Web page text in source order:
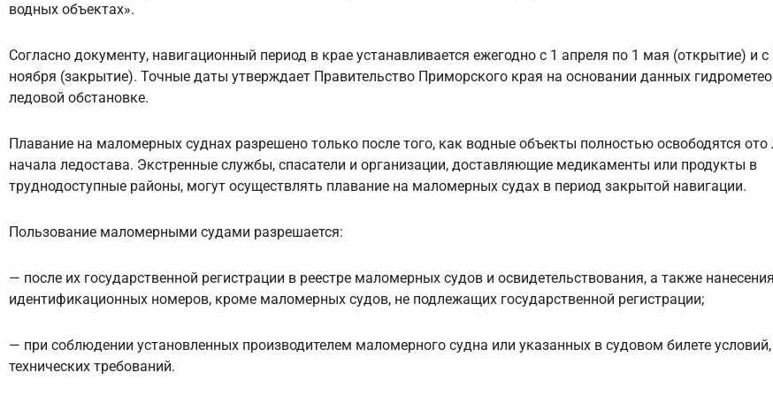
водных объектах».
Согласно документу, навигационный период в крае устанавливается ежегодно с 1 апреля по 1 мая (открытие) и
ноября (закрытие). Точные даты утверждает Правительство Приморского края на основании данных
ледовой обстановке.
Плавание на маломерных суднах разрешено только после того, как водные объекты полностью освободятся ото
начала ледостава. Экстренные службы, спасатели и организации, доставляющие медикаменты или продукты в
труднодоступные районы, могут осуществлять плавание на маломерных судах в период закрытой навигации.
Пользование маломерными судами разрешается:
— после их государственной регистрации в реестре маломерных судов и освидетельствования, а также нанесения
идентификационных номеров, кроме маломерных судов, не подлежащих государственной регистрации;
— при соблюдении установленных производителем маломерного судна или указанных в судовом билете
технических требований.